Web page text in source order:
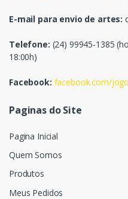
E-mail para envio de artes:
Telefone: (24) 99945-1385
18:00h)
Facebook: facebook.com/
Paginas do Site
Pagina Inicial
Quem Somos
Produtos
Meus Pedidos